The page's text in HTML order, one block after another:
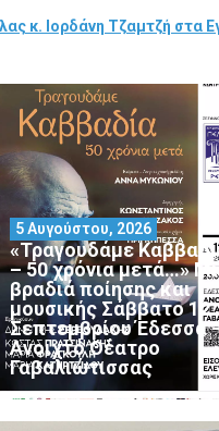
κ. Ιορδάνη Τζαμτζή στα
«Τραγουδάμε
– 50 χρόνια μετά…» Μια
βραδιά ποίησης και
μουσικής Σάββατο 12
Σεπτεμβρίου Έδεσσα
Ανοιχτό Θέατρο
Γαβαλιώτισσας
5 Αυγούστου, 2026